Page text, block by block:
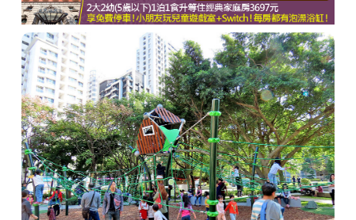
推薦景點
討論區
聯絡我們
APP下載